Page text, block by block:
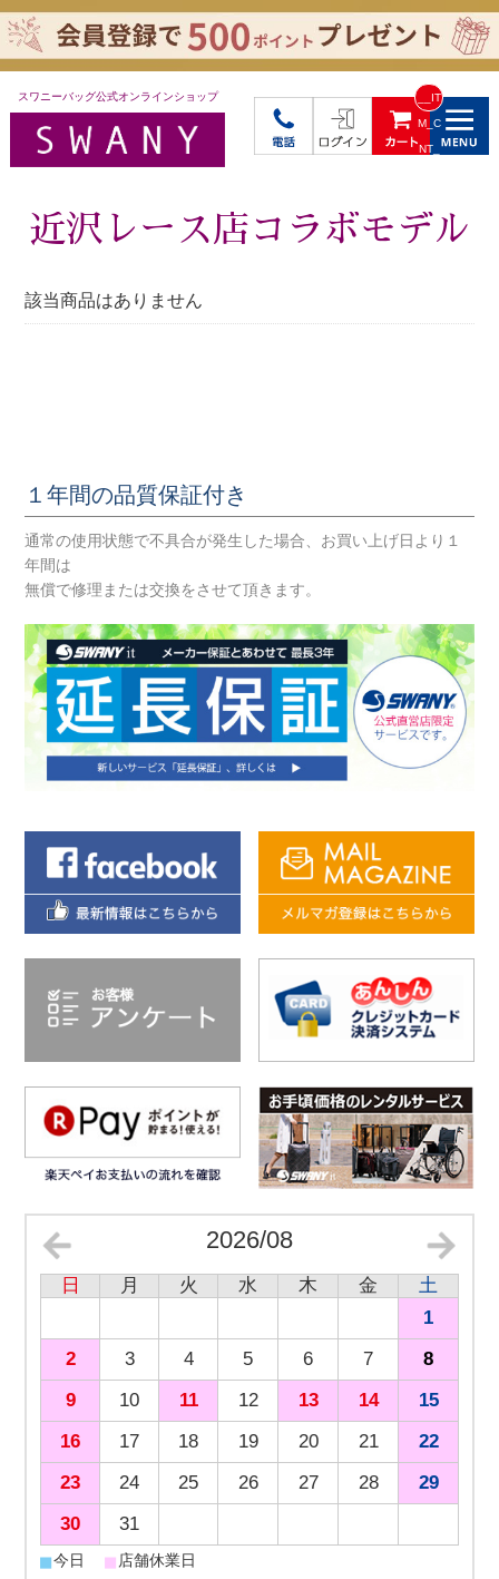
スワニーバッグ公式オンラインショップ __IT
M_C
NT_
近沢レース店コラボモデル
該当商品はありません
１年間の品質保証付き
通常の使用状態で不具合が発生した場合、お買い上げ日より１
年間は
無償で修理または交換をさせて頂きます。
2026/08
日 月 火 水 木 金
土
1
2
3 4 5 6 7
8
9
10 11 12 13 14
15
16
17 18 19 20 21
22
23
24 25 26 27 28
29
30
31
■今日 ■ 店舗休業日